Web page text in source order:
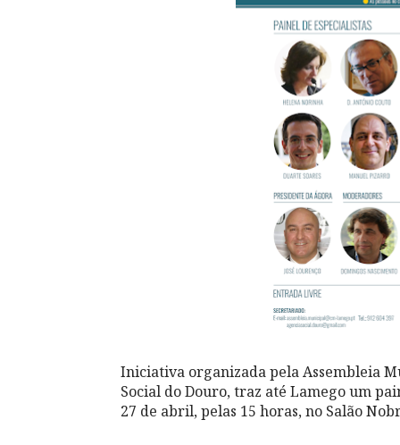
Iniciativa organizada pela Assembleia
Social do Douro, traz até Lamego um
27 de abril, pelas 15 horas, no Salão